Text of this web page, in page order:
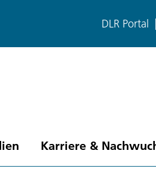
DLR Portal
Karriere &